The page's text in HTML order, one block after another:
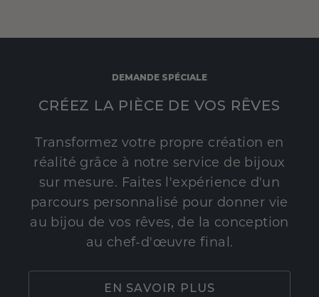
DEMANDE SPÉCIALE
CRÉEZ LA PIÈCE DE VOS RÊVES
Transformez votre propre création en
réalité grâce à notre service de bijoux
sur mesure. Faites l'expérience d'un
parcours personnalisé pour donner vie
au bijou de vos rêves, de la conception
au chef-d'œuvre final.
EN SAVOIR PLUS